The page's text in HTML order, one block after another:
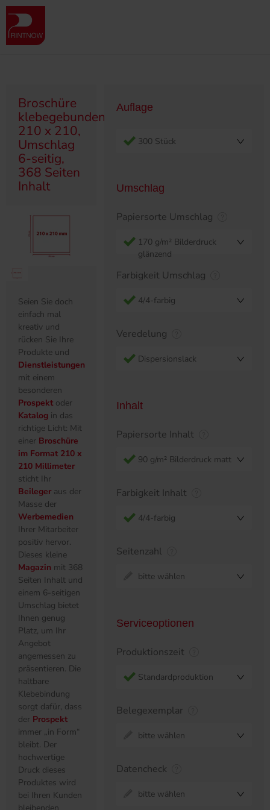
" >
Produktübersicht
Broschüre klebegebunden, 210 x 210, Umschlag 6-seitig, 368 Seiten
Inhalt
Broschüre
klebegebunden,
210 x 210,
Umschlag
6-seitig,
368 Seiten
Inhalt
Seien Sie doch
einfach mal
kreativ und
rücken Sie Ihre
Produkte und
Dienstleistungen
mit einem
besonderen
Prospekt oder
Katalog in das
richtige Licht: Mit
einer Broschüre
im Format 210 x
210 Millimeter
sticht Ihr
Beileger aus der
Masse der
Werbemedien
Ihrer Mitarbeiter
positiv hervor.
Dieses kleine
Magazin mit 368
Seiten Inhalt und
einem 6-seitigen
Umschlag bietet
Ihnen genug
Platz, um Ihr
Angebot
angemessen zu
präsentieren. Die
haltbare
Klebebindung
sorgt dafür, dass
der Prospekt
immer „in Form“
bleibt. Der
hochwertige
Druck dieses
Produktes wird
bei Ihren Kunden
Auflage
300 Stück
Umschlag
Papiersorte Umschlag
170 g/m² Bilderdruck
glänzend
Farbigkeit Umschlag
4/4-farbig
Veredelung
Dispersionslack
Inhalt
Papiersorte Inhalt
90 g/m² Bilderdruck matt
Farbigkeit Inhalt
4/4-farbig
Seitenzahl
bitte wählen
Serviceoptionen
Produktionszeit
Standardproduktion
Belegexemplar
bitte wählen
Datencheck
bitte wählen